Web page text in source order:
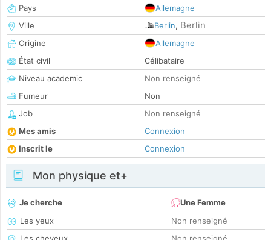
Pays
Allemagne
Ville
Berlin, Berlin
Origine
Allemagne
État civil
Célibataire
Niveau academic
Non renseigné
Fumeur
Non
Job
Non renseigné
Mes amis
Connexion
Inscrit le
Connexion
Mon physique et+
Je cherche
Une Femme
Les yeux
Non renseigné